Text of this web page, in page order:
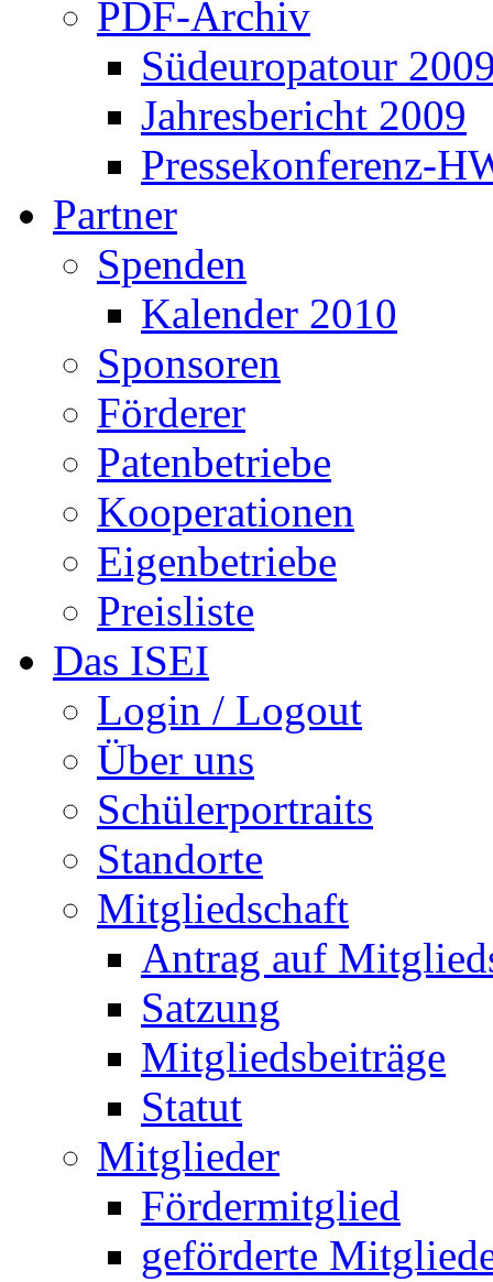
PDF-Archiv
Südeuropatour
Jahresbericht 2009
Pressekonferenz-
Partner
Spenden
Kalender 2010
Sponsoren
Förderer
Patenbetriebe
Kooperationen
Eigenbetriebe
Preisliste
Das ISEI
Login / Logout
Über uns
Schülerportraits
Standorte
Mitgliedschaft
Antrag auf
Satzung
Mitgliedsbeiträge
Statut
Mitglieder
Fördermitglied
geförderte